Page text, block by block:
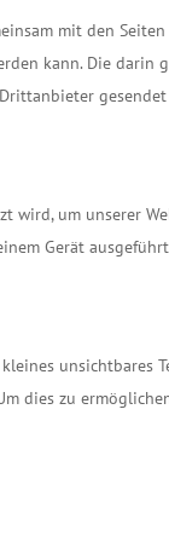
mit den
kann. Die
wird, um unserer
Gerät
dies zu